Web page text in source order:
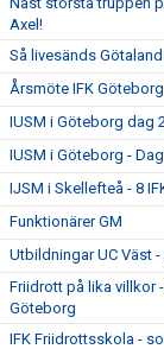
Axel!
Så livesänds
Årsmöte IFK
IUSM i Göteborg dag
IUSM i Göteborg - Dag
IJSM i Skellefteå - 8
Funktionärer GM
Utbildningar UC Väst -
Friidrott på lika villkor
Göteborg
IFK Friidrottsskola -